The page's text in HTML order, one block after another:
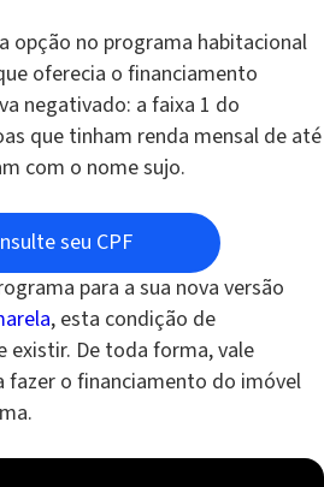
opção no programa habitacional
oferecia o financiamento
negativado: a faixa 1 do
que tinham renda mensal de até
com o nome sujo.
seu CPF
para a sua nova versão
, esta condição de
existir. De toda forma, vale
fazer o financiamento do imóvel